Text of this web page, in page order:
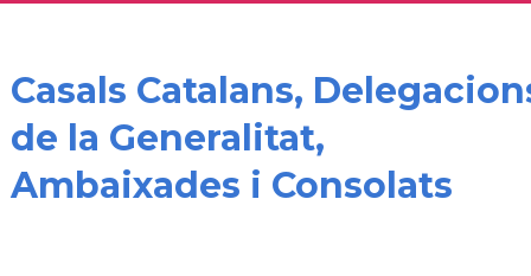
Casals Catalans,
de la Generalitat,
Ambaixades i Consolats